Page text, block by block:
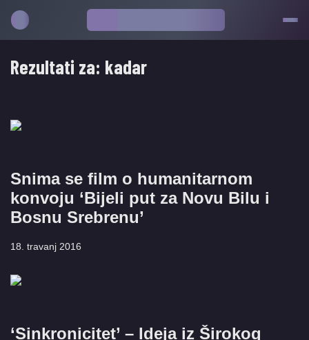
Rezultati za: kadar
Snima se film o humanitarnom
konvoju ‘Bijeli put za Novu Bilu i
Bosnu Srebrenu’
18. travanj 2016
‘Sinkronicitet’ – Ideja iz Širokog